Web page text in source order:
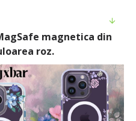
magnetica din
roz.